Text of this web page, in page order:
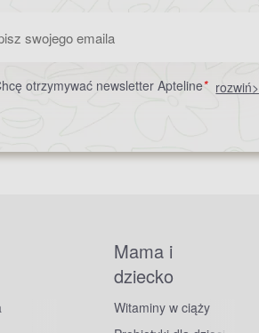
otrzymywać newsletter Apteline* rozwiń>
Mama i
dziecko
Witaminy w ciąży